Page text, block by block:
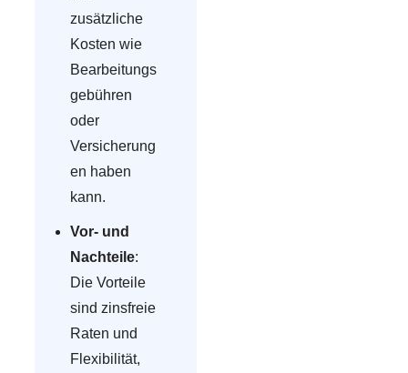
zusätzliche
Kosten wie
Bearbeitungs
gebühren
oder
Versicherung
en haben
kann.
Vor- und
Nachteile:
Die Vorteile
sind zinsfreie
Raten und
Flexibilität,